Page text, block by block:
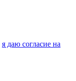
я даю согласие на